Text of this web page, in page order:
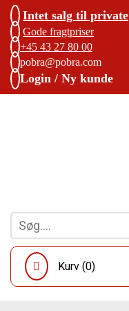
Intet salg til private
Gode fragtpriser
+45 43 27 80 00
pobra@pobra.com
Login / Ny kunde
Kurv (0)